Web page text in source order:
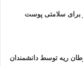
سلامتی پوست
ریه توسط دانشمندان